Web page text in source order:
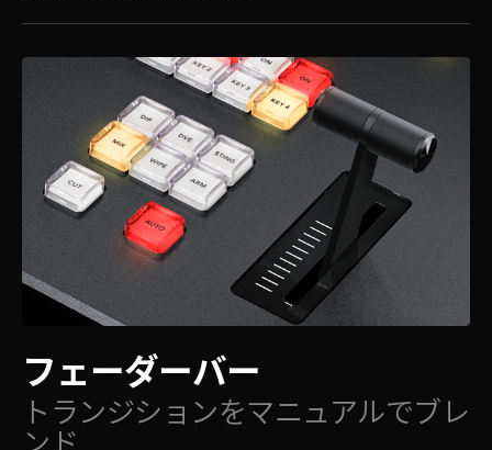
フェーダーバー
トランジションをマニュアルでブレ
ンド